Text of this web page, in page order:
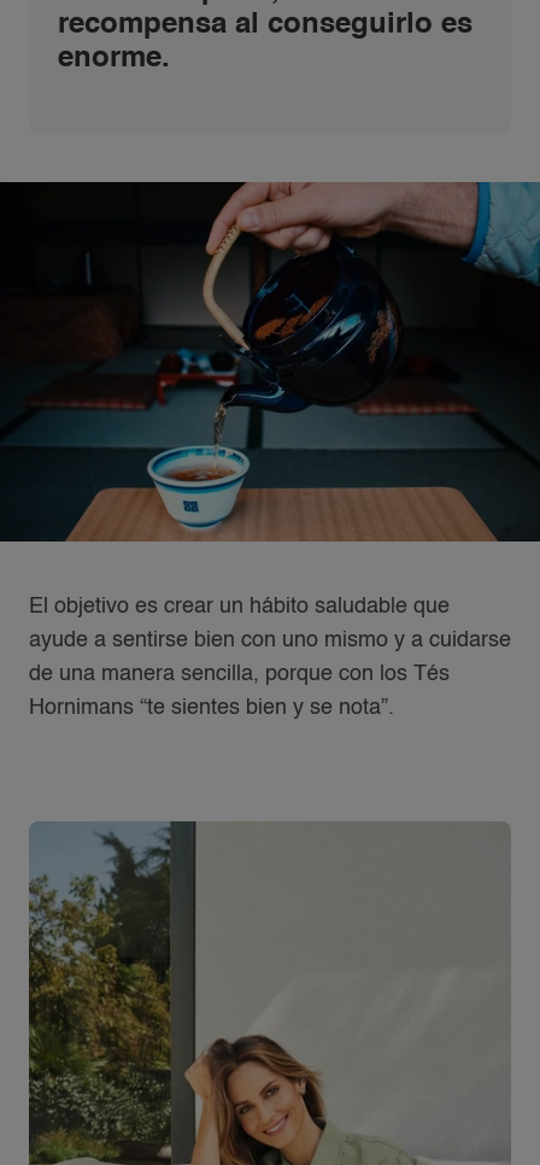
recompensa al conseguirlo es
enorme.
El objetivo es crear un hábito saludable que
ayude a sentirse bien con uno mismo y a cuidarse
de una manera sencilla, porque con los Tés
Hornimans “te sientes bien y se nota”.